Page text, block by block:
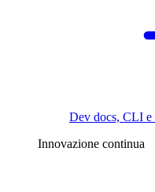
Dev docs, CLI e
Innovazione continua